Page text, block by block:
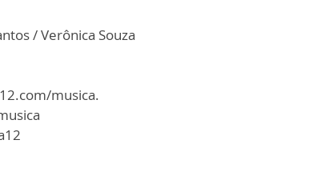
/ Verônica Souza
musica.